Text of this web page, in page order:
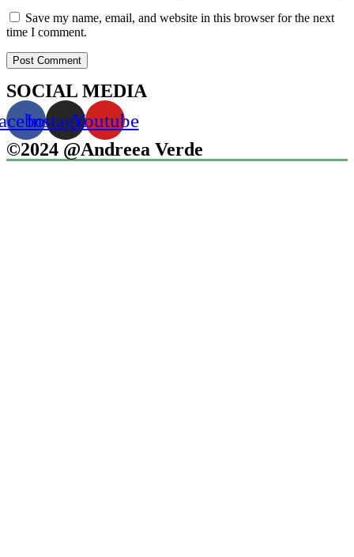
Save my name, email, and website in this browser for the next
time I comment.
SOCIAL MEDIA
InstagramYoutube
©2024 @Andreea Verde